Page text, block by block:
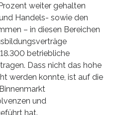
weiter gehalten
Handels- sowie den
– in diesen Bereichen
betriebliche
Dass nicht das hohe
werden konnte, ist auf die
und
hat.